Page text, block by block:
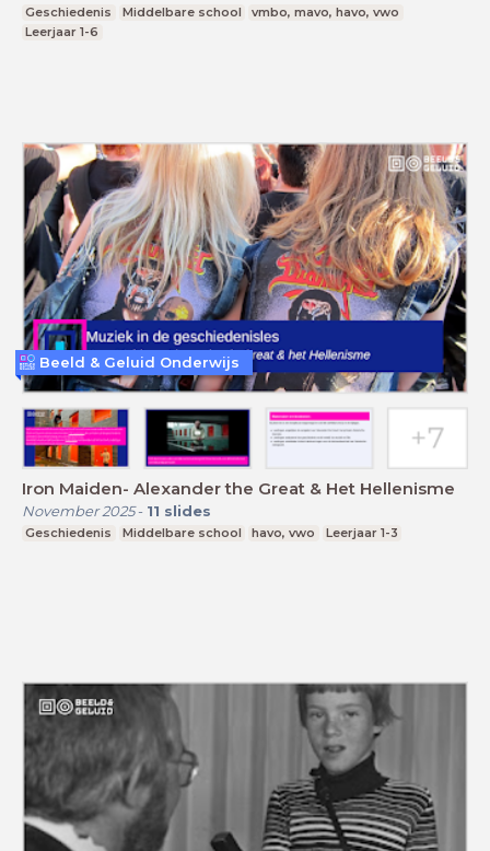
Geschiedenis Middelbare school
vmbo, mavo, havo, vwo
Leerjaar 1-6
Iron Maiden- Alexander the Great & Het Hellenisme
November 2025- 11 slides
Geschiedenis Middelbare school havo, vwo Leerjaar 1-3
Beeld & Geluid Onderwijs